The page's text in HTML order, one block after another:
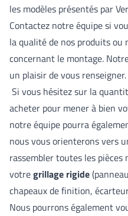
les modèles présentés par
Contactez notre équipe si
la qualité de nos produits
concernant le montage.
un plaisir de vous renseigner.
Si vous hésitez sur la
acheter pour mener à bien
notre équipe pourra
nous vous orienterons vers
rassembler toutes les pièces
votregrillage rigide
chapeaux de finition,
Nous pourrons également